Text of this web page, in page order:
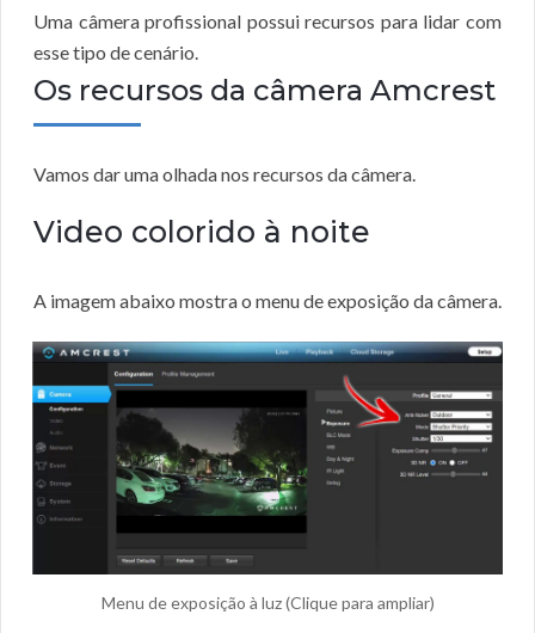
Uma câmera profissional possui recursos para lidar com
esse tipo de cenário.
Os recursos da câmera Amcrest
Vamos dar uma olhada nos recursos da câmera.
Video colorido à noite
A imagem abaixo mostra o menu de exposição da câmera.
Menu de exposição à luz (Clique para ampliar)